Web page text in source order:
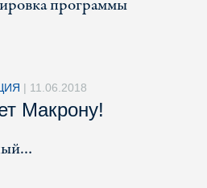
программы
| 11.06.2018
Макрону!